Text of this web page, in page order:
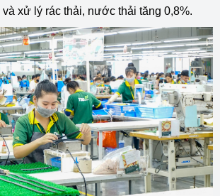
và xử lý rác thải, nước thải tăng 0,8%.